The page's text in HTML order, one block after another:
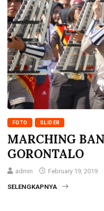
FOTO SLIDER
MARCHING
GORONTALO
admin February 19, 2019
SELENGKAPNYA